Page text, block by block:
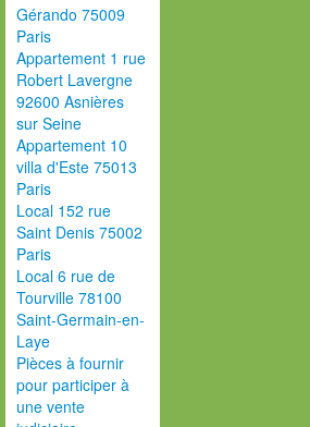
Gérando 75009
Paris
Appartement 1 rue
Robert Lavergne
92600 Asnières
sur Seine
Appartement 10
villa d'Este 75013
Paris
Local 152 rue
Saint Denis 75002
Paris
Local 6 rue de
Tourville 78100
Saint-Germain-en-
Laye
Pièces à fournir
pour participer à
une vente